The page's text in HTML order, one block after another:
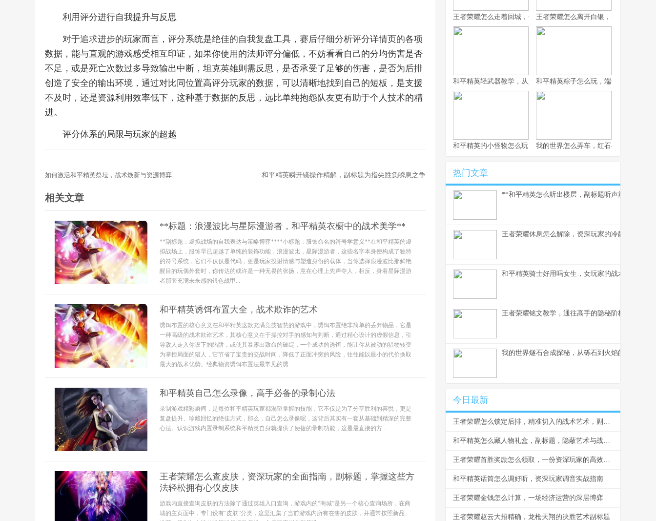
利用评分进行自我提升与反思
对于追求进步的玩家而言，评分系统是绝佳的自我复盘工具，赛后仔细分析评分详情页的各项
数据，能与直观的游戏感受相互印证，如果你使用的法师评分偏低，不妨看看自己的分均伤害是否
不足，或是死亡次数过多导致输出中断，坦克英雄则需反思，是否承受了足够的伤害，是否为后排
创造了安全的输出环境，通过对比同位置高评分玩家的数据，可以清晰地找到自己的短板，是支援
不及时，还是资源利用效率低下，这种基于数据的反思，远比单纯抱怨队友更有助于个人技术的精
进。
评分体系的局限与玩家的超越
如何激活和平精英祭坛，战术焕新与资源博弈 和平精英瞬开镜操作精解，副标题为指尖胜负瞬息之争
相关文章
**标题：浪漫波比与星际漫游者，和平精英衣橱中的战术美学**
**副标题：虚拟战场的自我表达与策略博弈****小标题：服饰命名的符号学意义**在和平精英的虚
拟战场上，服饰早已超越了单纯的装饰功能，浪漫波比，星际漫游者，这些名字本身便构成了独特
的符号系统，它们不仅仅是代码，更是玩家投射情感与塑造身份的载体，当你选择浪漫波比那鲜艳
醒目的玩偶外套时，你传达的或许是一种无畏的张扬，意在心理上先声夺人，相反，身着星际漫游
者那套充满未来感的银色战甲...
和平精英诱饵布置大全，战术欺诈的艺术
诱饵布置的核心意义在和平精英这款充满竞技智慧的游戏中，诱饵布置绝非简单的丢弃物品，它是
一种高级的战术欺诈艺术，其核心意义在于操控对手的感知与判断，通过精心设计的虚假信息，引
导敌人走入你设下的陷阱，或使其暴露出致命的破绽，一个成功的诱饵，能让你从被动的猎物转变
为掌控局面的猎人，它节省了宝贵的交战时间，降低了正面冲突的风险，往往能以最小的代价换取
最大的战术优势。经典物资诱饵布置法最常见的诱...
和平精英自己怎么录像，高手必备的录制心法
录制游戏精彩瞬间，是每位和平精英玩家都渴望掌握的技能，它不仅是为了分享胜利的喜悦，更是
复盘提升、珍藏回忆的绝佳方式，那么，自己怎么录像呢，这背后其实有一套从基础到精深的完整
心法。认识游戏内置录制系统和平精英自身就提供了便捷的录制功能，这是最直接的方...
王者荣耀怎么查皮肤，资深玩家的全面指南，副标题，掌握这些方
法轻松拥有心仪皮肤
游戏内直接查询皮肤的方法除了通过英雄入口查询，游戏内的“商城”是另一个核心查询场所，在商
城的主页面中，专门设有“皮肤”分类，这里汇集了当前游戏内所有在售的皮肤，并通常按照新品、
王者荣耀怎么走着回城，一场被忽视的战略艺术
王者荣耀怎么离开白银，副标题为突破
和平精英轻武器教学，从入门到精通的实战指南
和平精英粽子怎么玩，端午竞技的战术
和平精英的小怪物怎么玩，战术细节与实战心得我的世界怎么弄车，红石与创造的交响
热门文章
**和平精英怎么听出楼层，副标题听声辨位决胜攻
王者荣耀休息怎么解除，资深玩家的冷静思考与
和平精英骑士好用吗女生，女玩家的战术美学与实
王者荣耀铭文教学，通往高手的隐秘阶梯副标题，
我的世界燧石合成探秘，从砾石到火焰的生存艺术
今日最新
王者荣耀怎么锁定后排，精准切入的战术艺术，副标题，脆皮噩梦与团战胜负手
和平精英怎么藏人物礼盒，副标题，隐蔽艺术与战术博弈
王者荣耀首胜奖励怎么领取，一份资深玩家的高效指南，副标题，揭秘每日第一胜的隐藏技巧与深远意义
和平精英话筒怎么调好听，资深玩家调音实战指南
王者荣耀金钱怎么计算，一场经济运营的深层博弈
王者荣耀赵云大招精确，龙枪天翔的决胜艺术副标题